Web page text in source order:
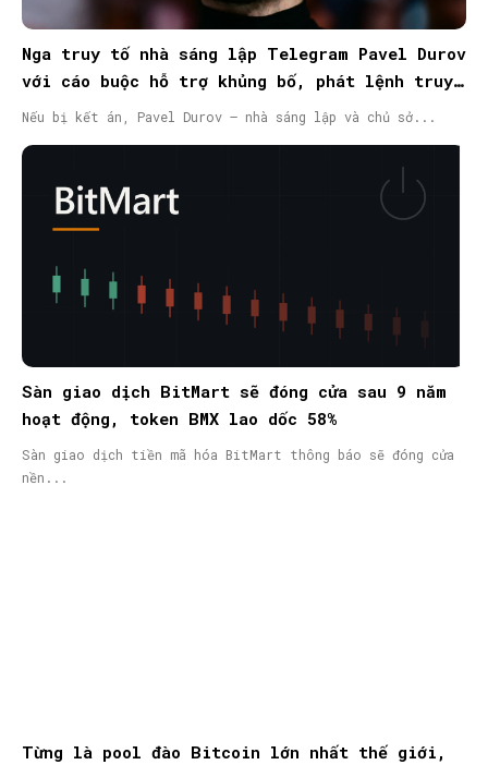
Nga truy tố nhà sáng lập Telegram Pavel Durov
với cáo buộc hỗ trợ khủng bố, phát lệnh truy
nã quốc tế
Nếu bị kết án, Pavel Durov – nhà sáng lập và chủ sở...
Sàn giao dịch BitMart sẽ đóng cửa sau 9 năm
hoạt động, token BMX lao dốc 58%
Sàn giao dịch tiền mã hóa BitMart thông báo sẽ đóng cửa
nền...
Từng là pool đào Bitcoin lớn nhất thế giới,